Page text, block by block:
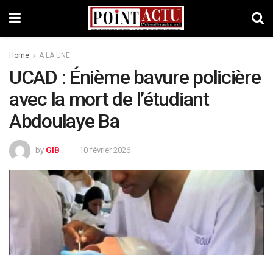
Home A LA UNE
UCAD : Énième bavure policière
avec la mort de l’étudiant
Abdoulaye Ba
by GIB 10 février 2026